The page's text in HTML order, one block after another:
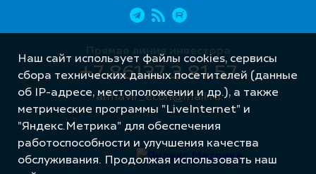
Прямая линия инвестора
+7 86137 3 81 57
armavir_econ@mail.ru
Наш сайт использует файлы cookies, сервисы
сбора технических данных посетителей (данные
об IP-адресе, местоположении и др.), а также
метрические программы "LiveInternet" и
"Яндекс.Метрика" для обеспечения
работоспособности и улучшения качества
обслуживания. Продолжая использовать наш